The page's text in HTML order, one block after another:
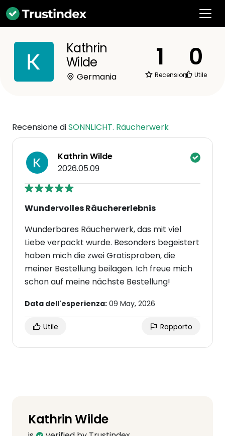
Kathrin
Wilde
Germania
1
Recensioni
0
Utile
Recensione diSONNLICHT. Räucherwerk
Kathrin Wilde
2026.05.09
Wundervolles Räuchererlebnis
Wunderbares Räucherwerk, das mit viel
Liebe verpackt wurde. Besonders begeistert
haben mich die zwei Gratisproben, die
meiner Bestellung beilagen. Ich freue mich
schon auf meine nächste Bestellung!
Data dell'esperienza: 09 May, 2026
Utile Rapporto
Kathrin Wilde